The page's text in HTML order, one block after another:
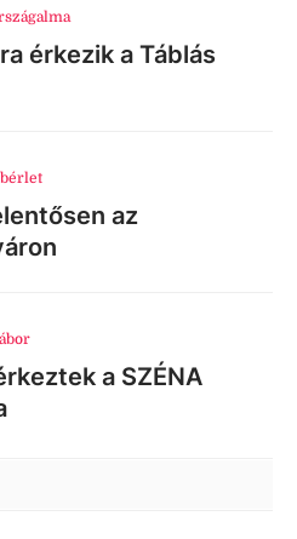
érkezik a Táblás
az
a SZÉNA